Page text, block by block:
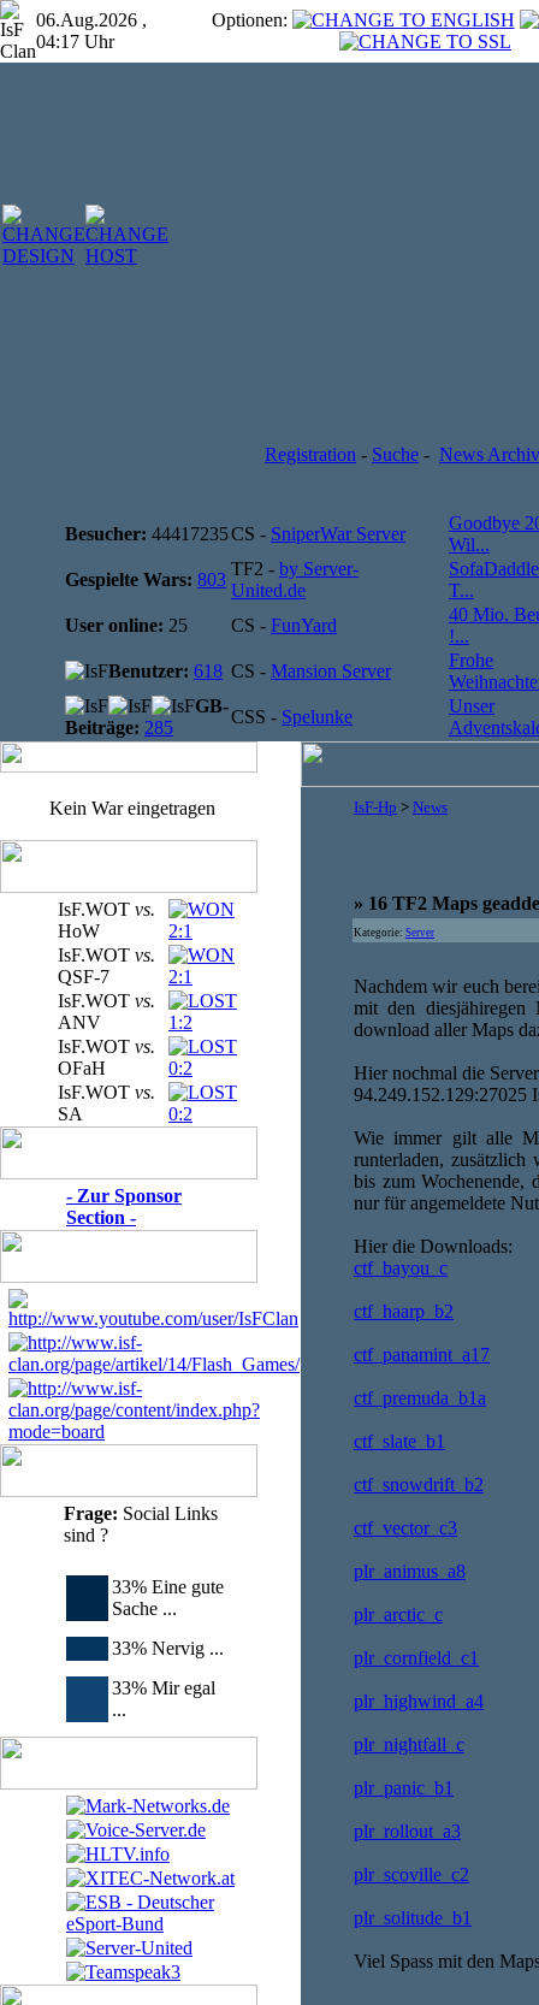
06.Aug.2026 ,
04:17 Uhr
Optionen:
Registration - Suche - News Archiv
Besucher: 44417235CS - SniperWar Server
Goodbye
Wil...
Gespielte Wars: 803
TF2 - by Server-
United.de
T...
User online: 25 CS - FunYard
40 Mio.
!...
Benutzer: 618 CS - Mansion Server
Frohe
GB-
Beiträge: 285
CSS - Spelunke
Unser
Kein War eingetragen
IsF.WOT vs.
HoW
2:1
IsF.WOT vs.
QSF-7
2:1
IsF.WOT vs.
ANV
1:2
IsF.WOT vs.
OFaH
0:2
IsF.WOT vs.
SA
0:2
- Zur Sponsor
Section -
Frage: Social Links
sind ?
33% Eine gute
Sache ...
33% Nervig ...
33% Mir egal
...
IsF-Hp > News
» 16 TF2 Maps
Kategorie: Server
Nachdem wir euch
mit den diesjähiregen
download aller Maps
Hier nochmal die
94.249.152.129:27025
Wie immer gilt alle
runterladen, zusätzlich
bis zum Wochenende,
nur für angemeldete
Hier die Downloads:
ctf_bayou_c
ctf_haarp_b2
ctf_panamint_a17
ctf_premuda_b1a
ctf_slate_b1
ctf_snowdrift_b2
ctf_vector_c3
plr_animus_a8
plr_arctic_c
plr_cornfield_c1
plr_highwind_a4
plr_nightfall_c
plr_panic_b1
plr_rollout_a3
plr_scoville_c2
plr_solitude_b1
Viel Spass mit den